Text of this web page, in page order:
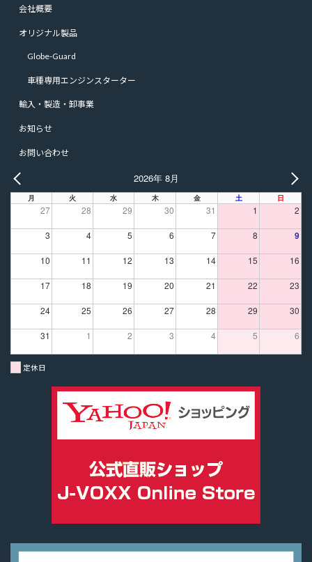
会社概要
オリジナル製品
Globe-Guard
車種専用エンジンスターター
輸入・製造・卸事業
お知らせ
お問い合わせ
PREV
2026年 8月
月 火 水 木 金 土 日
27 28 29 30 31 1 2
3 4 5 6 7 8 9
10 11 12 13 14 15 16
17 18 19 20 21 22 23
24 25 26 27 28 29 30
31 1 2 3 4 5 6
定休日